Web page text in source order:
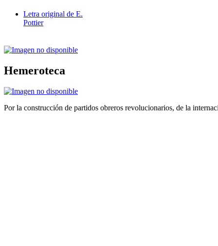
Letra original de E.
Pottier
Hemeroteca
Por la construcción de partidos obreros revolucionarios, de la